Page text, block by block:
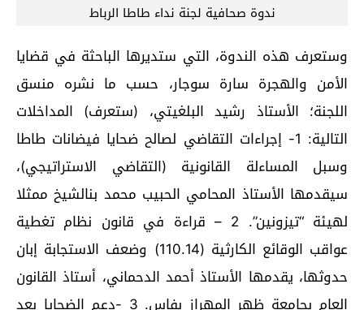
ندوة صحافية لجنة نداء طاطا الرباط
وستعرف هذه الندوة، التي ستديرها الباحثة في قضايا
الأمن والهجرة سارة سوجار، حسب ما نشره منسق
اللجنة؛ الأستاذ رشيد البلغيتي، (ستعرف) المداخلات
التالية: 1- إجراءات التقاضي لصالح ضحايا فيضانات طاطا
وسبل المساءلة القانونية (التقاضي الاستراتيجي)،
سيقدمها الأستاذ المحامي الحبيب محمد بنالشيخ ممثلا
لهيئة “تيزونين”. 2 – قراءة في قانون نظام تغطية
عواقب الوقائع الكارثية (110.14) وضعف الاستجابة إبان
حدوثها، يقدمها الأستاذ أحمد الدحماني، أستاذ القانون
العام بجامعة ظهر المهراز بفاس. 3 -دعم الضحايا بعد